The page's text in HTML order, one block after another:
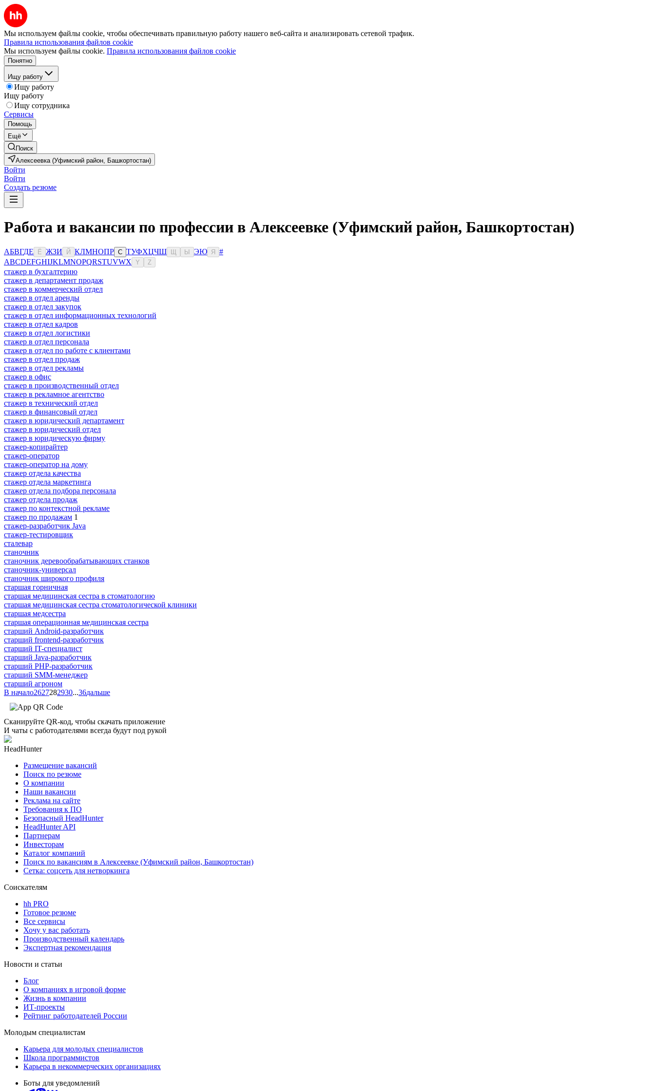
Мы используем файлы cookie, чтобы обеспечивать правильную работу нашего веб-сайта и анализировать сетевой трафик.
Правила использования файлов cookie
Мы используем файлы cookie. Правила использования файлов cookie
Понятно
Ищу работу
Ищу работу
Ищу работу
Ищу сотрудника
Сервисы
Помощь
Ещё
Поиск
Алексеевка (Уфимский район, Башкортостан)
Войти
Войти
Создать резюме
Работа и вакансии по профессии в Алексеевке (Уфимский район, Башкортостан)
АБВГДЕ Ё ЖЗИ Й КЛМНОПР С ТУФХЦЧШ Ы ЭЮ Я
#
ABCDEFGHIJKLMNOPQRSTUVWX Y Z
стажер в бухгалтерию
стажер в департамент продаж
стажер в коммерческий отдел
стажер в отдел аренды
стажер в отдел закупок
стажер в отдел информационных технологий
стажер в отдел кадров
стажер в отдел логистики
стажер в отдел персонала
стажер в отдел по работе с клиентами
стажер в отдел продаж
стажер в отдел рекламы
стажер в офис
стажер в производственный отдел
стажер в рекламное агентство
стажер в технический отдел
стажер в финансовый отдел
стажер в юридический департамент
стажер в юридический отдел
стажер в юридическую фирму
стажер-копирайтер
стажер-оператор
стажер-оператор на дому
стажер отдела качества
стажер отдела маркетинга
стажер отдела подбора персонала
стажер отдела продаж
стажер по контекстной рекламе
стажер по продажам 1
стажер-разработчик Java
стажер-тестировщик
сталевар
станочник
станочник деревообрабатывающих станков
станочник-универсал
станочник широкого профиля
старшая горничная
старшая медицинская сестра в стоматологию
старшая медицинская сестра стоматологической клиники
старшая медсестра
старшая операционная медицинская сестра
старший Android-разработчик
старший frontend-разработчик
старший IT-специалист
старший Java-разработчик
старший PHP-разработчик
старший SMM-менеджер
старший агроном
В начало2627282930...36дальше
Сканируйте QR-код, чтобы скачать приложение
И чаты с работодателями всегда будут под рукой
HeadHunter
Размещение вакансий
Поиск по резюме
О компании
Наши вакансии
Реклама на сайте
Требования к ПО
Безопасный HeadHunter
HeadHunter API
Партнерам
Инвесторам
Каталог компаний
Поиск по вакансиям в Алексеевке (Уфимский район, Башкортостан)
Сетка: соцсеть для нетворкинга
Соискателям
hh PRO
Готовое резюме
Все сервисы
Хочу у вас работать
Производственный календарь
Экспертная рекомендация
Новости и статьи
Блог
О компаниях в игровой форме
Жизнь в компании
ИТ-проекты
Рейтинг работодателей России
Молодым специалистам
Карьера для молодых специалистов
Школа программистов
Карьера в некоммерческих организациях
Боты для уведомлений